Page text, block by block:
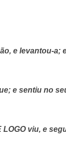
e levantou-a;
e sentiu no
viu, e